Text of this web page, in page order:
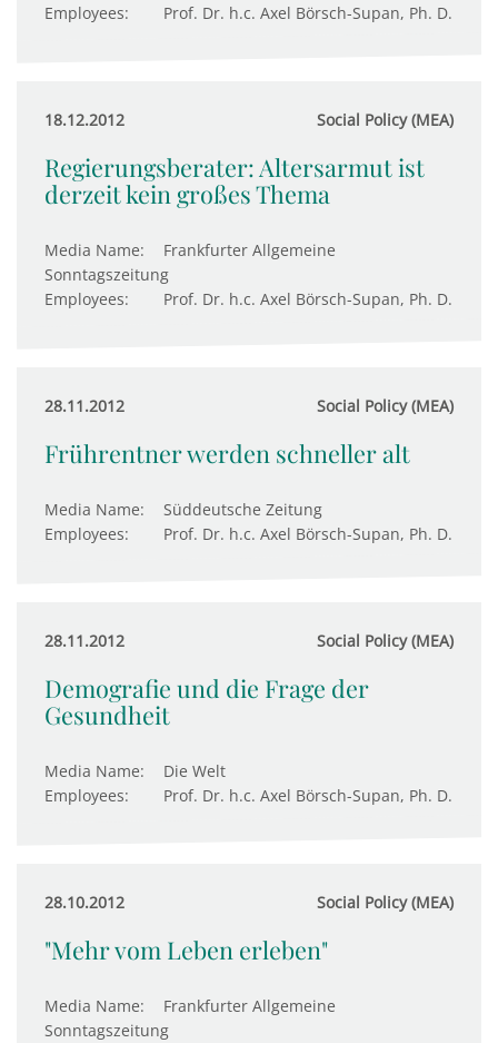
Employees:
Prof. Dr. h.c. Axel Börsch-Supan, Ph. D.
18.12.2012 Social Policy (MEA)
Regierungsberater: Altersarmut ist
derzeit kein großes Thema
Media Name:
Frankfurter Allgemeine
Sonntagszeitung
Employees:
Prof. Dr. h.c. Axel Börsch-Supan, Ph. D.
28.11.2012 Social Policy (MEA)
Frührentner werden schneller alt
Media Name:
Süddeutsche Zeitung
Employees:
Prof. Dr. h.c. Axel Börsch-Supan, Ph. D.
28.11.2012 Social Policy (MEA)
Demografie und die Frage der
Gesundheit
Media Name:
Die Welt
Employees:
Prof. Dr. h.c. Axel Börsch-Supan, Ph. D.
28.10.2012 Social Policy (MEA)
"Mehr vom Leben erleben"
Media Name:
Frankfurter Allgemeine
Sonntagszeitung